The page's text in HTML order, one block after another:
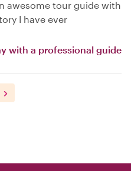
awesome tour guide with
I have ever
with a professional guide